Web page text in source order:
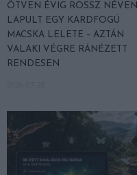
ÖTVEN ÉVIG ROSSZ NÉVEN
LAPULT EGY KARDFOGÚ
MACSKA LELETE – AZTÁN
VALAKI VÉGRE RÁNÉZETT
RENDESEN